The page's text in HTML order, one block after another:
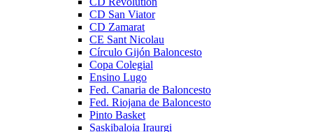
CD San Viator
CD Zamarat
CE Sant Nicolau
Círculo Gijón Baloncesto
Copa Colegial
Ensino Lugo
Fed. Canaria de Baloncesto
Fed. Riojana de Baloncesto
Pinto Basket
Saskibaloia Iraurgi